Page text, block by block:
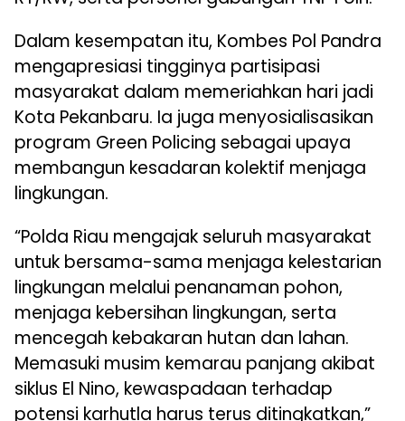
Dalam kesempatan itu, Kombes Pol Pandra
mengapresiasi tingginya partisipasi
masyarakat dalam memeriahkan hari jadi
Kota Pekanbaru. Ia juga menyosialisasikan
program Green Policing sebagai upaya
membangun kesadaran kolektif menjaga
lingkungan.
“Polda Riau mengajak seluruh masyarakat
untuk bersama-sama menjaga kelestarian
lingkungan melalui penanaman pohon,
menjaga kebersihan lingkungan, serta
mencegah kebakaran hutan dan lahan.
Memasuki musim kemarau panjang akibat
siklus El Nino, kewaspadaan terhadap
potensi karhutla harus terus ditingkatkan,”